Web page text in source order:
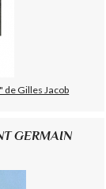
de Gilles Jacob
GERMAIN